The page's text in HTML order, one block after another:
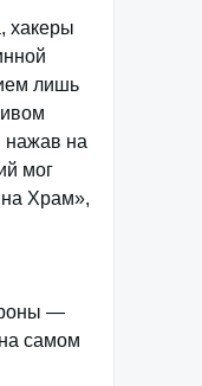
хакеры
лишь
нажав на
мог
Храм»,
—
самом